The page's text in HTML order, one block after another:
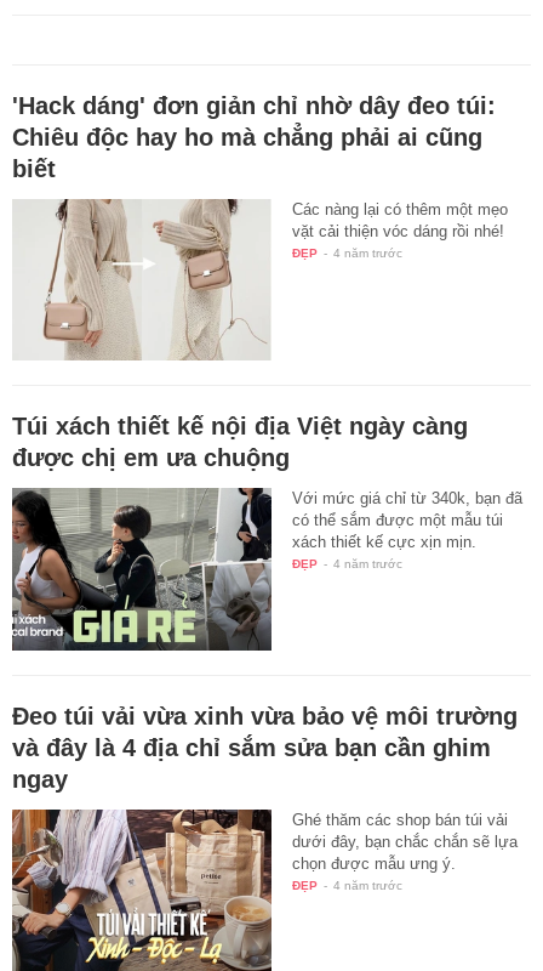
'Hack dáng' đơn giản chỉ nhờ dây đeo túi:
Chiêu độc hay ho mà chẳng phải ai cũng
biết
Các nàng lại có thêm một mẹo
vặt cải thiện vóc dáng rồi nhé!
ĐẸP - 4 năm trước
Túi xách thiết kế nội địa Việt ngày càng
được chị em ưa chuộng
Với mức giá chỉ từ 340k, bạn đã
có thể sắm được một mẫu túi
xách thiết kế cực xịn mịn.
ĐẸP - 4 năm trước
Đeo túi vải vừa xinh vừa bảo vệ môi trường
và đây là 4 địa chỉ sắm sửa bạn cần ghim
ngay
Ghé thăm các shop bán túi vải
dưới đây, bạn chắc chắn sẽ lựa
chọn được mẫu ưng ý.
ĐẸP - 4 năm trước